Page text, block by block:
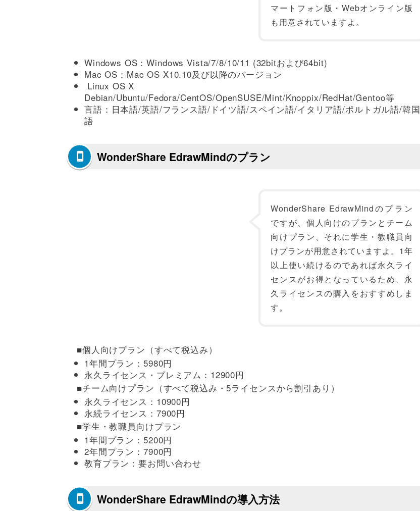
マートフォン版・Webオンライン版
も用意されていますよ。
Windows OS：Windows Vista/7/8/10/11 (32bitおよび64bit)
Mac OS：Mac OS X10.10及び以降のバージョン
Linux OS X
Debian/Ubuntu/Fedora/CentOS/OpenSUSE/Mint/Knoppix/RedHat/Gentoo等
言語：日本語/英語/フランス語/ドイツ語/スペイン語/イタリア語/ポルトガル語/韓国
語
WonderShare EdrawMindのプラン
WonderShare EdrawMindのプラン
ですが、個人向けのプランとチーム
向けプラン、それに学生・教職員向
けプランが用意されていますよ。1年
以上使い続けるのであれば永久ライ
センスがお得となっているため、永
久ライセンスの購入をおすすめしま
す。
■個人向けプラン（すべて税込み）
1年間プラン：5980円
永久ライセンス・プレミアム：12900円
■チーム向けプラン（すべて税込み・5ライセンスから割引あり）
永久ライセンス：10900円
永続ライセンス：7900円
■学生・教職員向けプラン
1年間プラン：5200円
2年間プラン：7900円
教育プラン：要お問い合わせ
WonderShare EdrawMindの導入方法